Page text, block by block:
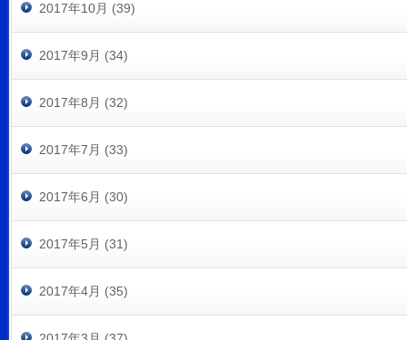
2017年10月 (39)
2017年9月 (34)
2017年8月 (32)
2017年7月 (33)
2017年6月 (30)
2017年5月 (31)
2017年4月 (35)